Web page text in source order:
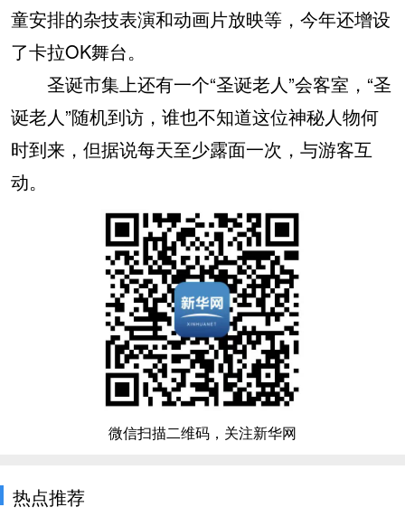
童安排的杂技表演和动画片放映等，今年还增设
了卡拉OK舞台。
圣诞市集上还有一个“圣诞老人”会客室，“圣
诞老人”随机到访，谁也不知道这位神秘人物何
时到来，但据说每天至少露面一次，与游客互
动。
微信扫描二维码，关注新华网
热点推荐